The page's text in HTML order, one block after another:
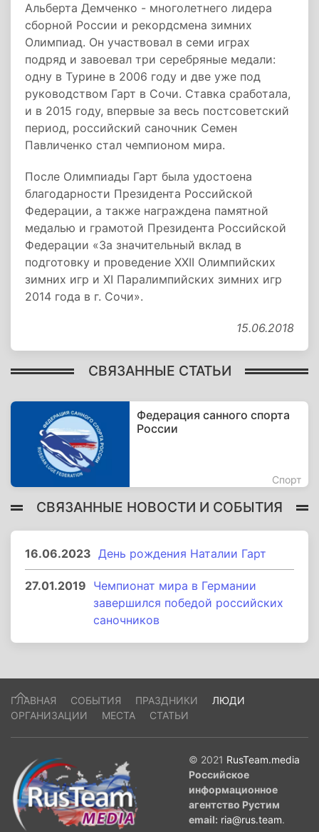
Альберта Демченко - многолетнего лидера
сборной России и рекордсмена зимних
Олимпиад. Он участвовал в семи играх
подряд и завоевал три серебряные медали:
одну в Турине в 2006 году и две уже под
руководством Гарт в Сочи. Ставка сработала,
и в 2015 году, впервые за весь постсоветский
период, российский саночник Семен
Павличенко стал чемпионом мира.
После Олимпиады Гарт была удостоена
благодарности Президента Российской
Федерации, а также награждена памятной
медалью и грамотой Президента Российской
Федерации «За значительный вклад в
подготовку и проведение XXII Олимпийских
зимних игр и XI Паралимпийских зимних игр
2014 года в г. Сочи».
15.06.2018
СВЯЗАННЫЕ СТАТЬИ
Федерация санного спорта
России
Спорт
СВЯЗАННЫЕ НОВОСТИ И СОБЫТИЯ
16.06.2023 День рождения Наталии Гарт
27.01.2019 Чемпионат мира в Германии
завершился победой российских
саночников
ГЛАВНАЯ СОБЫТИЯ ПРАЗДНИКИ
ЛЮДИ
ОРГАНИЗАЦИИ
МЕСТА СТАТЬИ
© 2021 RusTeam.media
Российское
информационное
агентство Рустим
email: ria@rus.team.